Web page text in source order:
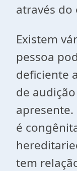
através do
Existem
pessoa
deficiente
de
é
tem